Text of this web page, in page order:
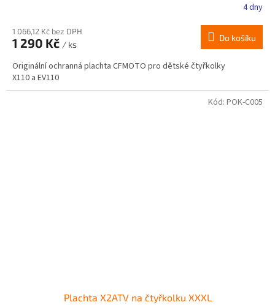
4 dny
1 066,12 Kč bez DPH
1 290 Kč / ks
Do košíku
Originální ochranná plachta CFMOTO pro dětské čtyřkolky
X110 a EV110
Plachta X2ATV na čtyřkolku XXXL
Kód: POK-C005